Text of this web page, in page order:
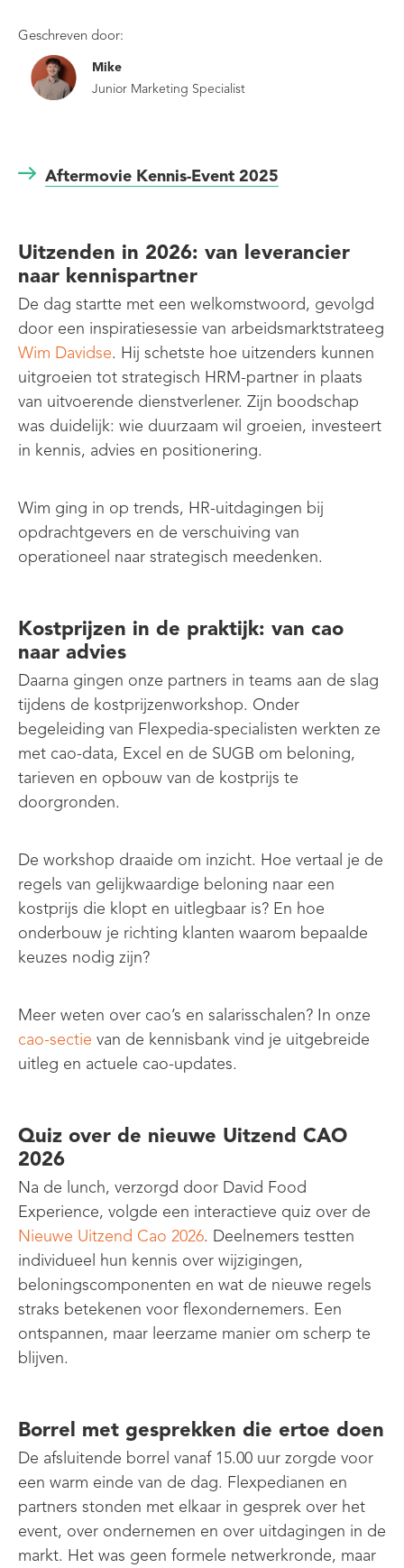
Geschreven door:
Mike
Junior Marketing Specialist
Aftermovie Kennis-Event 2025
Uitzenden in 2026: van leverancier
naar kennispartner
De dag startte met een welkomstwoord, gevolgd
door een inspiratiesessie van arbeidsmarktstrateeg
Wim Davidse. Hij schetste hoe uitzenders kunnen
uitgroeien tot strategisch HRM-partner in plaats
van uitvoerende dienstverlener. Zijn boodschap
was duidelijk: wie duurzaam wil groeien, investeert
in kennis, advies en positionering.
Wim ging in op trends, HR-uitdagingen bij
opdrachtgevers en de verschuiving van
operationeel naar strategisch meedenken.
Kostprijzen in de praktijk: van cao
naar advies
Daarna gingen onze partners in teams aan de slag
tijdens de kostprijzenworkshop. Onder
begeleiding van Flexpedia-specialisten werkten ze
met cao-data, Excel en de SUGB om beloning,
tarieven en opbouw van de kostprijs te
doorgronden.
De workshop draaide om inzicht. Hoe vertaal je de
regels van gelijkwaardige beloning naar een
kostprijs die klopt en uitlegbaar is? En hoe
onderbouw je richting klanten waarom bepaalde
keuzes nodig zijn?
Meer weten over cao’s en salarisschalen? In onze
cao-sectie van de kennisbank vind je uitgebreide
uitleg en actuele cao-updates.
Quiz over de nieuwe Uitzend CAO
2026
Na de lunch, verzorgd door David Food
Experience, volgde een interactieve quiz over de
Nieuwe Uitzend Cao 2026. Deelnemers testten
individueel hun kennis over wijzigingen,
beloningscomponenten en wat de nieuwe regels
straks betekenen voor flexondernemers. Een
ontspannen, maar leerzame manier om scherp te
blijven.
Borrel met gesprekken die ertoe doen
De afsluitende borrel vanaf 15.00 uur zorgde voor
een warm einde van de dag. Flexpedianen en
partners stonden met elkaar in gesprek over het
event, over ondernemen en over uitdagingen in de
markt. Het was geen formele netwerkronde, maar